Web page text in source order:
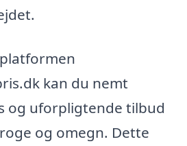
kan du nemt
og uforpligtende tilbud
og omegn. Dette